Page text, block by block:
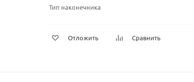
Тип наконечника
Отложить Сравнить